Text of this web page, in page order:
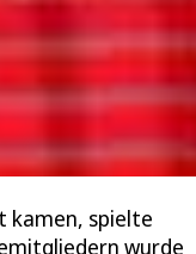
kamen, spielte
wurde